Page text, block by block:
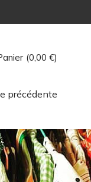
(0,00 €)
précédente